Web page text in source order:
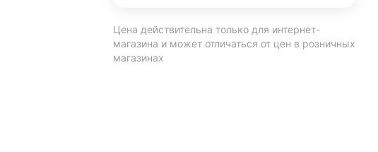
Цена действительна только для интернет-
магазина и может отличаться от цен в розничных
магазинах